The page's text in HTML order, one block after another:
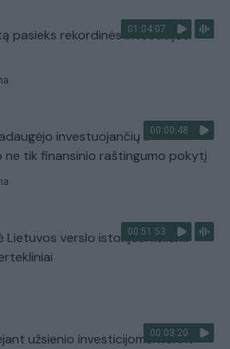
01:04:07
pasieks rekordinės investicijos:
00:00:48
investuojančių ir
tik finansinio raštingumo pokytį
00:51:53
Lietuvos verslo istorijos: keliami
00:03:20
užsienio investicijoms: norint